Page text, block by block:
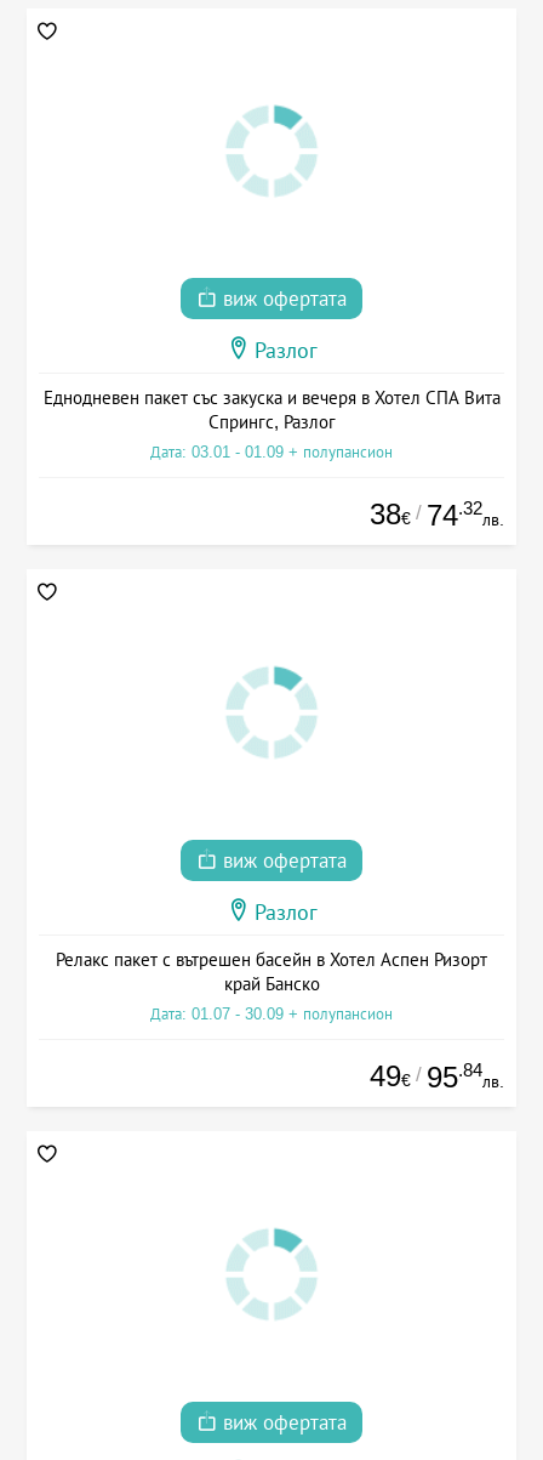
виж офертата
Разлог
Еднодневен пакет със закуска и вечеря в Хотел СПА Вита
Спрингс, Разлог
Дата: 03.01 - 01.09 + полупансион
38€ / 74.32
лв.
виж офертата
Разлог
Релакс пакет с вътрешен басейн в Хотел Аспен Ризорт
край Банско
Дата: 01.07 - 30.09 + полупансион
49€ / 95.84
лв.
виж офертата